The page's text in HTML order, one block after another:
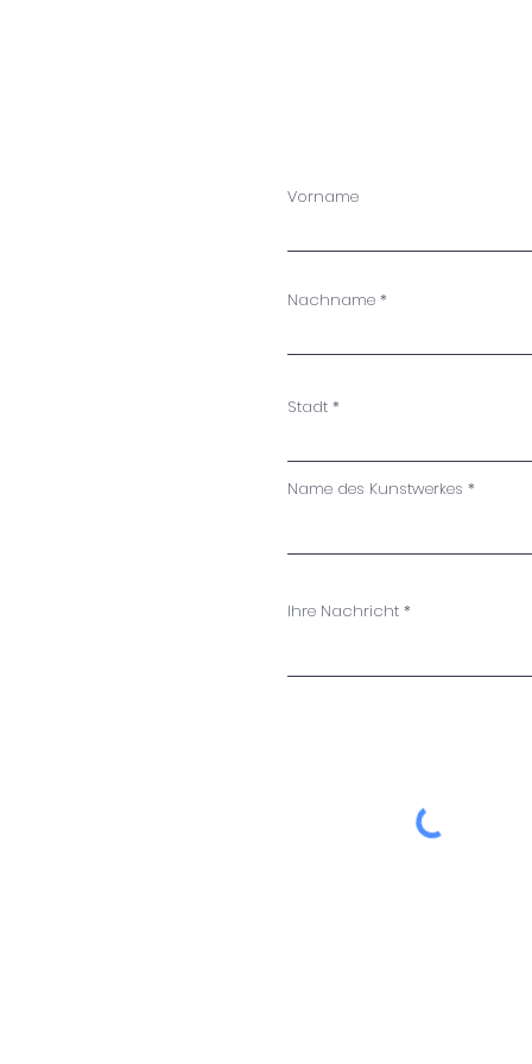
Vorname
Nachname
Stadt
Name des Kunstwerkes
Ihre Nachricht